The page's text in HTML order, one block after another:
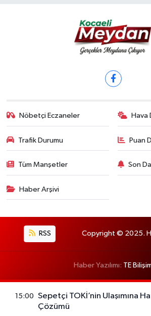
Nöbetçi Eczaneler Hava
Trafik Durumu Puan
Tüm Manşetler Son
Haber Arşivi
RSS Copyright © 2025.
Haber Yazılımı: TE
15:00
Sepetçi TOKİ’nin Ulaşımına
Çözümü